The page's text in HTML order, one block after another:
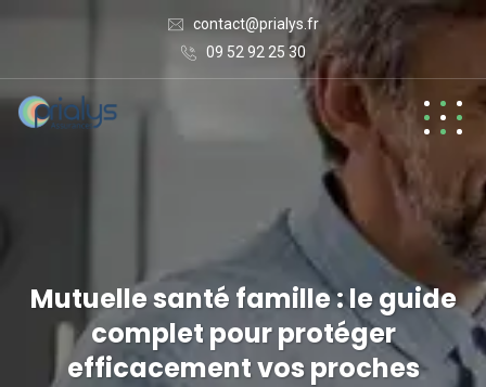
contact@prialys.fr
09 52 92 25 30
Mutuelle santé famille : le guide
complet pour protéger
efficacement vos proches